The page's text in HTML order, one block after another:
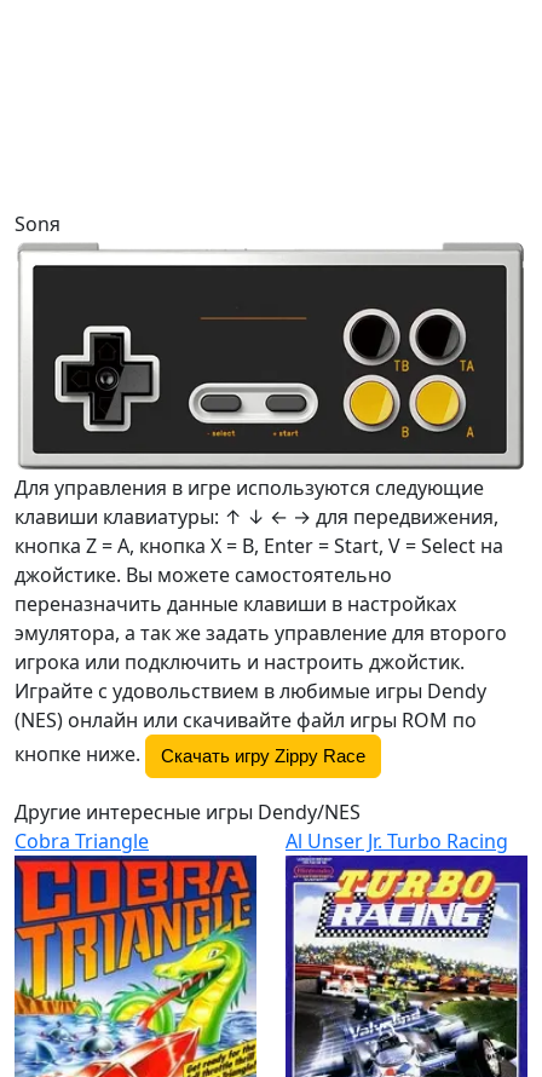
Sonя
Для управления в игре используются следующие
клавиши клавиатуры: ↑ ↓ ← → для передвижения,
кнопка Z =A, кнопка X = B, Enter = Start, V = Select на
джойстике. Вы можете самостоятельно
переназначить данные клавиши в настройках
эмулятора, а так же задать управление для второго
игрока или подключить и настроить джойстик.
Играйте с удовольствием в любимые игры Dendy
(NES) онлайн или скачивайте файл игры ROM по
кнопке ниже.
Скачать игру Zippy Race
Другие интересные игры Dendy/NES
Cobra Triangle
Al Unser Jr. Turbo Racing